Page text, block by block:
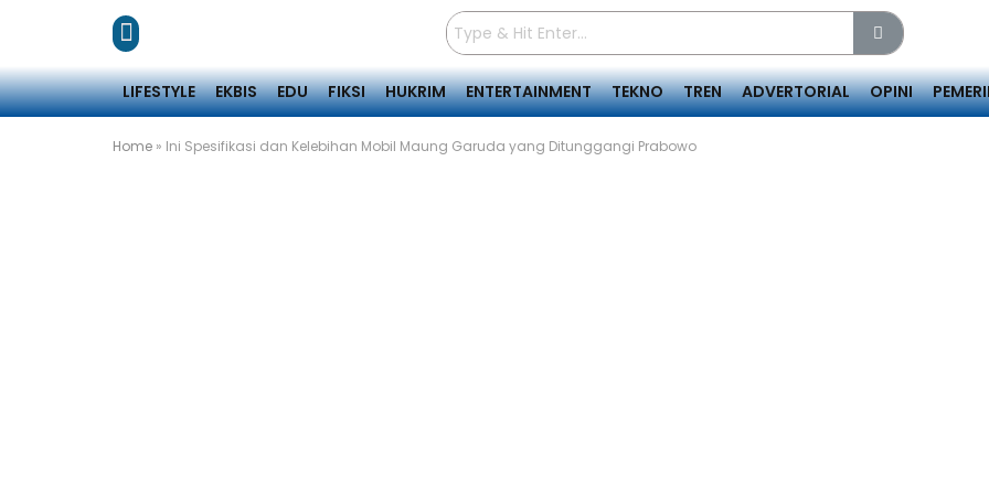
LIFESTYLE EKBIS EDU FIKSI HUKRIM ENTERTAINMENT TEKNO TREN ADVERTORIAL OPINI
Home » Ini Spesifikasi dan Kelebihan Mobil Maung Garuda yang Ditunggangi Prabowo